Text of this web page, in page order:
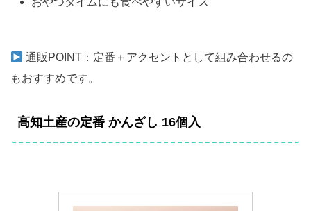
通販POINT：定番＋アクセントとして組み合わせるの
もおすすめです。
高知土産の定番 かんざし 16個入